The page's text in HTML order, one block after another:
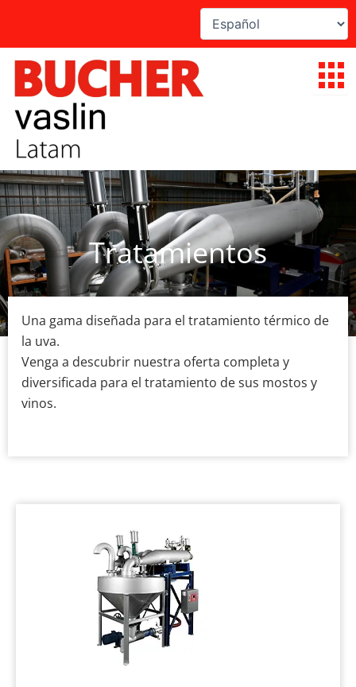
contenido
Tratamientos
Una gama diseñada para el tratamiento térmico de
la uva.
Venga a descubrir nuestra oferta completa y
diversificada para el tratamiento de sus mostos y
vinos.